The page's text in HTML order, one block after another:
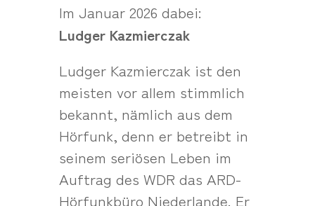
Im Januar 2026 dabei:
Ludger Kazmierczak
Ludger Kazmierczak ist den
meisten vor allem stimmlich
bekannt, nämlich aus dem
Hörfunk, denn er betreibt in
seinem seriösen Leben im
Auftrag des WDR das ARD-
Hörfunkbüro Niederlande. Er